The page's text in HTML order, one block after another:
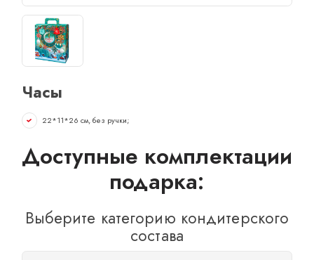
ОТЗЫВЫ
КОНТАКТЫ
Часы
22*11*26 см, без ручки;
Доступные комплектации
подарка:
Выберите категорию кондитерского
состава